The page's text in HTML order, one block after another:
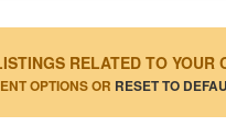
RELATED TO YOUR
OPTIONS OR RESET TO